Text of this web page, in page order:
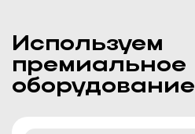
Используем
премиальное
оборудование